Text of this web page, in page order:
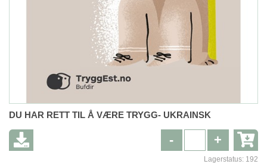
DU HAR RETT TIL Å VÆRE TRYGG- UKRAINSK
+
-
Lagerstatus: 192